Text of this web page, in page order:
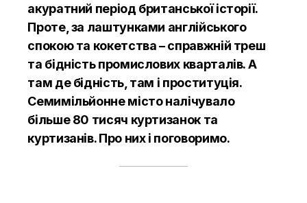
акуратний період британської історії.
Проте, за лаштунками англійського
спокою та кокетства – справжній треш
та бідність промислових кварталів. А
там де бідність, там і проституція.
Семимільйонне місто налічувало
більше 80 тисяч куртизанок та
куртизанів. Про них і поговоримо.